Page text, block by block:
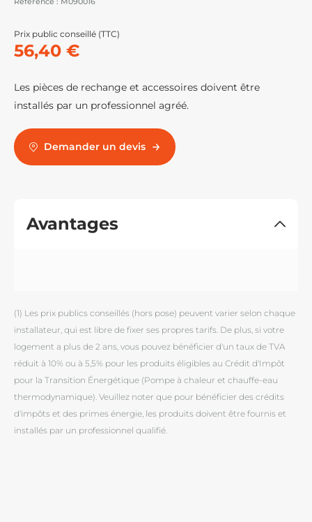
Prix public conseillé (TTC)
56,40 €
Les pièces de rechange et accessoires doivent être
installés par un professionnel agréé.
Demander un devis
Avantages
(1) Les prix publics conseillés (hors pose) peuvent varier selon chaque
installateur, qui est libre de fixer ses propres tarifs. De plus, si votre
logement a plus de 2 ans, vous pouvez bénéficier d'un taux de TVA
réduit à 10% ou à 5,5% pour les produits éligibles au Crédit d'Impôt
pour la Transition Énergétique (Pompe à chaleur et chauffe-eau
thermodynamique). Veuillez noter que pour bénéficier des crédits
d'impôts et des primes énergie, les produits doivent être fournis et
installés par un professionnel qualifié.